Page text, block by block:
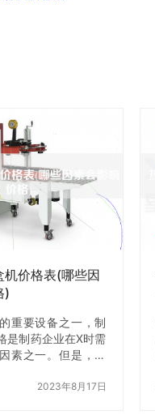
机价格表(哪些因
)
重要设备之一，制
是制药企业在X时需
素之一。但是，不
么，苏州制药装盒
2023年8月17日